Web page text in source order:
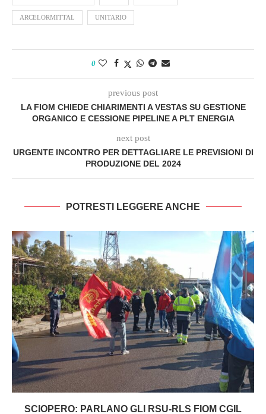
ARCELORMITTAL UNITARIO
0
previous post
LA FIOM CHIEDE CHIARIMENTI A VESTAS SU GESTIONE
ORGANICO E CESSIONE PIPELINE A PLT ENERGIA
next post
URGENTE INCONTRO PER DETTAGLIARE LE PREVISIONI DI
PRODUZIONE DEL 2024
POTRESTI LEGGERE ANCHE
SCIOPERO: PARLANO GLI RSU-RLS FIOM CGIL